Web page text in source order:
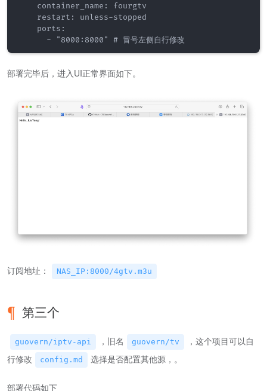
    container_name: fourgtv
    restart: unless-stopped
    ports:
部署完毕后，进入UI正常界面如下。
订阅地址： NAS_IP:8000/4gtv.m3u
第三个
guovern/iptv-api ，旧名 guovern/tv
，这个项目可以自
行修改
config.md 选择是否配置其他源，。
部署代码如下